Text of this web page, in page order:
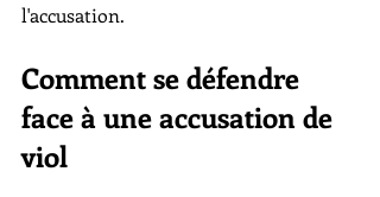
l'accusation.
Comment se défendre
face à une accusation de
viol